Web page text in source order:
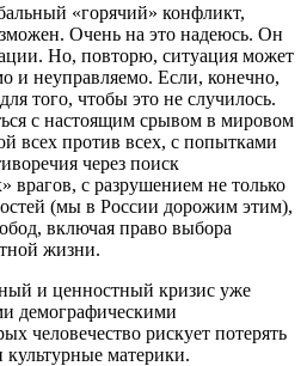
«горячий» конфликт,
Очень на это надеюсь. Он
Но, повторю, ситуация может
и неуправляемо. Если, конечно,
того, чтобы это не случилось.
с настоящим срывом в мировом
всех против всех, с попытками
через поиск
врагов, с разрушением не только
(мы в России дорожим этим),
включая право выбора
жизни.
и ценностный кризис уже
демографическими
человечество рискует потерять
материки.